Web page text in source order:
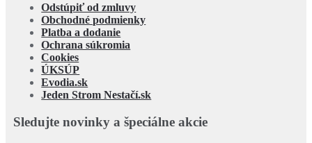
Odstúpiť od zmluvy
Obchodné podmienky
Platba a dodanie
Ochrana súkromia
Cookies
ÚKSÚP
Evodia.sk
Jeden Strom Nestačí.sk
Sledujte novinky a špeciálne akcie